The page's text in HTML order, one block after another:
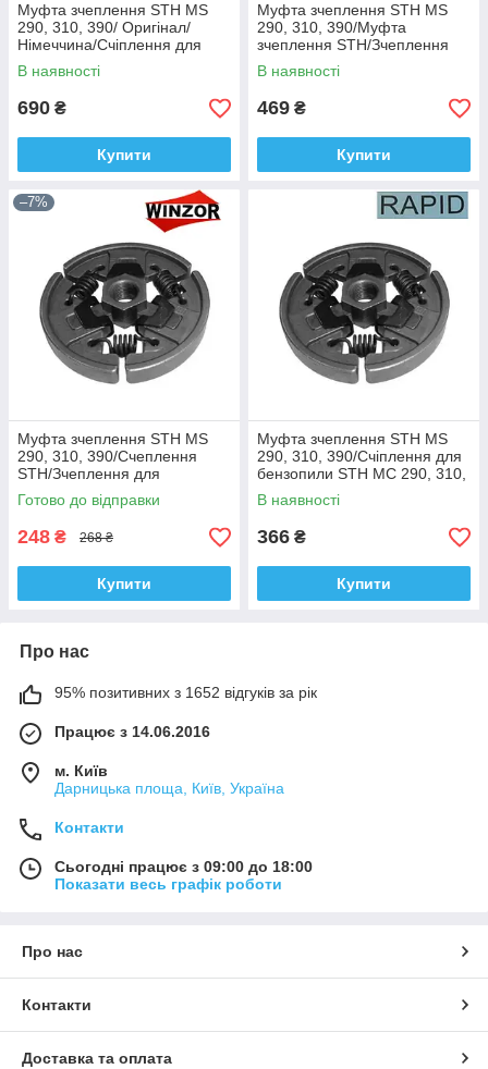
Муфта зчеплення STH MS
290, 310, 390/ Оригінал/
Німеччина/Счіплення для
бензопили STH МС 290, 310,
390
В наявності
690 ₴
Купити
Муфта зчеплення STH MS
290, 310, 390/Муфта
зчеплення STH/Зчеплення
STH MS 290, 310, 390/
Туреччина/ITAL
В наявності
469 ₴
Купити
–7%
Муфта зчеплення STH MS
290, 310, 390/Счеплення
STH/Зчеплення для
бензопили STH MS 290, 310,
390/Winzor
Готово до відправки
248 ₴ 268 ₴
Купити
Муфта зчеплення STH MS
290, 310, 390/Счіплення для
бензопили STH МС 290, 310,
390/Рапід/Австрія
В наявності
366 ₴
Купити
Про нас
95% позитивних з 1652 відгуків за рік
Працює з 14.06.2016
м. Київ
Дарницька площа, Київ, Україна
Контакти
Сьогодні працює з 09:00 до 18:00
Показати весь графік роботи
Про нас
Контакти
Доставка та оплата